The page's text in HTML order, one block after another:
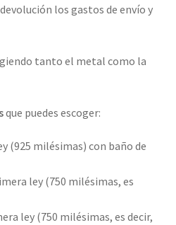
los gastos de envío y
tanto el metal como la
que puedes escoger:
(925 milésimas) con baño de
ley (750 milésimas, es
ley (750 milésimas, es decir,